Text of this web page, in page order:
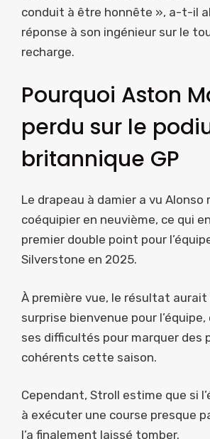
conduit à être honnête », a-t-il
réponse à son ingénieur sur le
recharge.
Pourquoi Aston
perdu sur le
britannique GP
Le drapeau à damier a vu Alonso
coéquipier en neuvième, ce qui
premier double point pour
Silverstone en 2025.
À première vue, le résultat
surprise bienvenue pour
ses difficultés pour marquer des
cohérents cette saison.
Cependant, Stroll estime que si
à exécuter une course presque
l’a finalement laissé tomber.